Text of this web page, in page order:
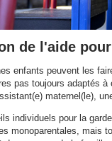
de l'aide
enfants peuvent les
pas toujours adaptés
maternel(le),
individuels pour la
monoparentales, mais